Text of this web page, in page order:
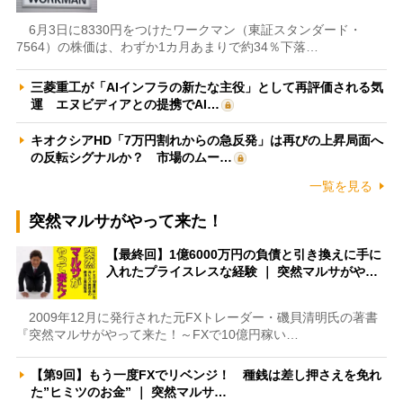
6月3日に8330円をつけたワークマン（東証スタンダード・
7564）の株価は、わずか1カ月あまりで約34％下落…
三菱重工が「AIインフラの新たな主役」として再評価される気
運 エヌビディアとの提携でAI…
キオクシアHD「7万円割れからの急反発」は再びの上昇局面へ
の反転シグナルか？ 市場のムー…
一覧を見る
突然マルサがやって来た！
【最終回】1億6000万円の負債と引き換えに手に
入れたプライスレスな経験 ｜ 突然マルサがや…
2009年12月に発行された元FXトレーダー・磯貝清明氏の著書
『突然マルサがやって来た！～FXで10億円稼い…
【第9回】もう一度FXでリベンジ！ 種銭は差し押さえを免れ
た”ヒミツのお金” ｜ 突然マルサ…